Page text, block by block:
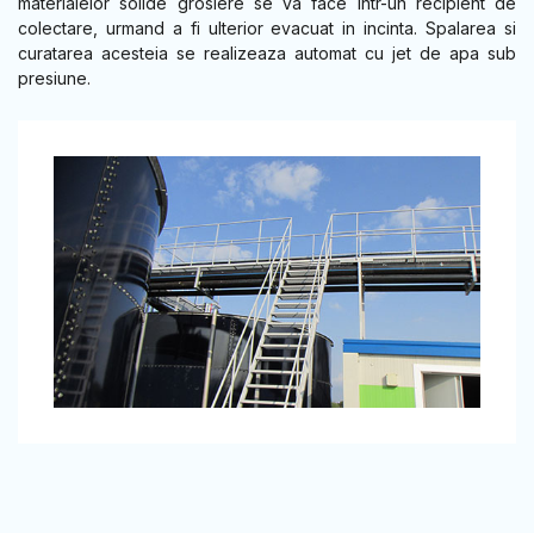
colectare, urmand a fi ulterior evacuat in incinta. Spalarea si
curatarea acesteia se realizeaza automat cu jet de apa sub
presiune.